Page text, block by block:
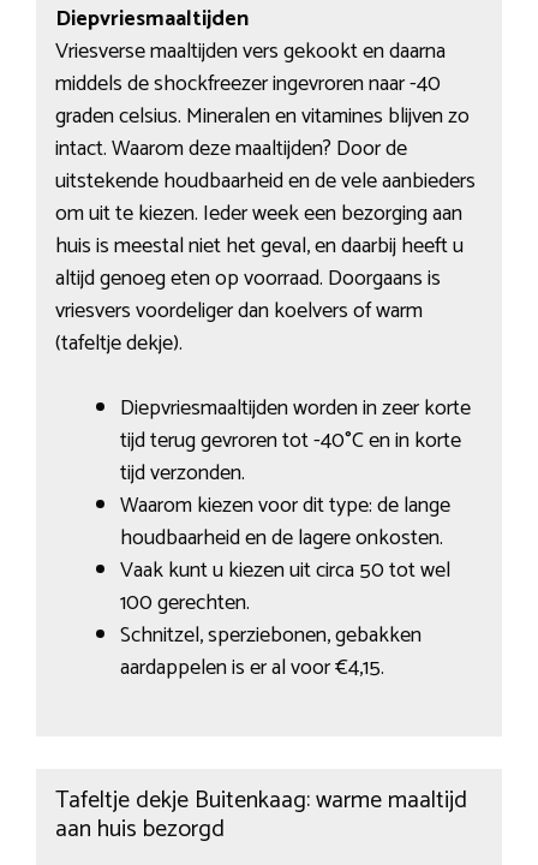
Diepvriesmaaltijden
Vriesverse maaltijden vers gekookt en daarna
middels de shockfreezer ingevroren naar -40
graden celsius. Mineralen en vitamines blijven zo
intact. Waarom deze maaltijden? Door de
uitstekende houdbaarheid en de vele aanbieders
om uit te kiezen. Ieder week een bezorging aan
huis is meestal niet het geval, en daarbij heeft u
altijd genoeg eten op voorraad. Doorgaans is
vriesvers voordeliger dan koelvers of warm
(tafeltje dekje).
Diepvriesmaaltijden worden in zeer korte
tijd terug gevroren tot -40°C en in korte
tijd verzonden.
Waarom kiezen voor dit type: de lange
houdbaarheid en de lagere onkosten.
Vaak kunt u kiezen uit circa 50 tot wel
100 gerechten.
Schnitzel, sperziebonen, gebakken
aardappelen is er al voor €4,15.
Tafeltje dekje Buitenkaag: warme maaltijd
aan huis bezorgd